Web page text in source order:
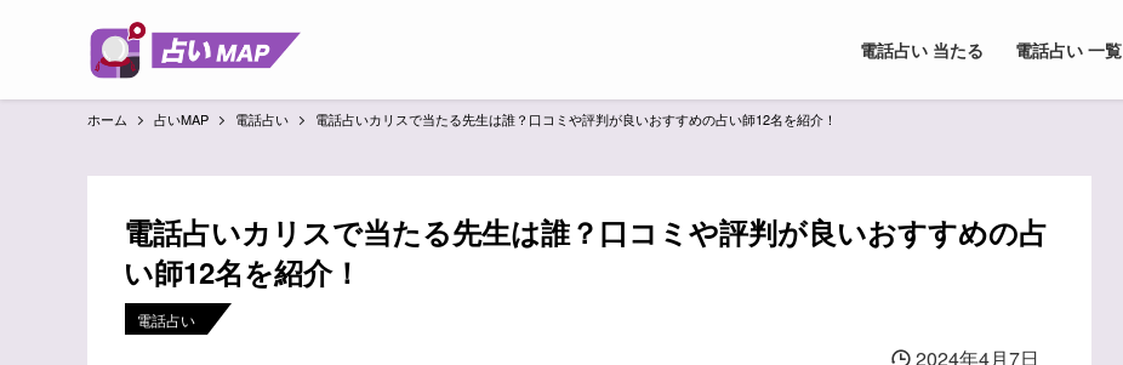
電話占い 当たる 電話占い 一覧
ホーム 占いMAP 電話占い 電話占いカリスで当たる先生は誰？口コミや評判が良いおすすめの占い師12名を紹介！
電話占いカリスで当たる先生は誰？口コミや評判が良いおすすめの占
い師12名を紹介！
電話占い
2024年4月7日